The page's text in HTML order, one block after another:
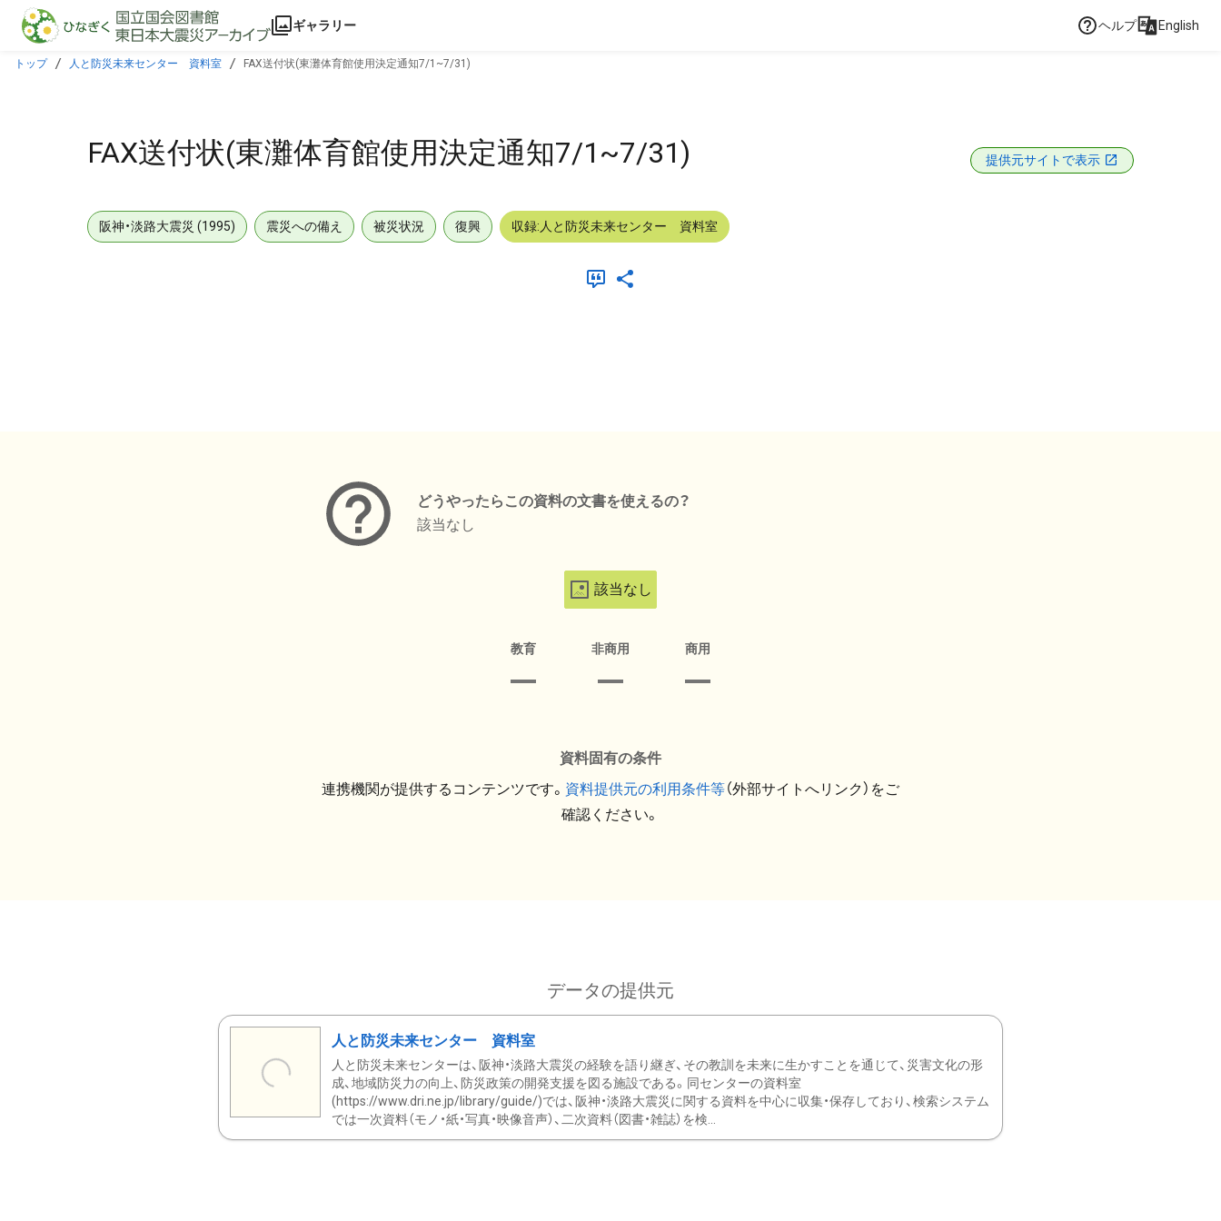
本文に飛ぶ
ギャラリー ヘルプ English
トップ 人と防災未来センター 資料室 FAX送付状(東灘体育館使用決定通知7/1~7/31)
FAX送付状(東灘体育館使用決定通知7/1~7/31) 提供元サイトで表示
阪神・淡路大震災 (1995) 震災への備え 被災状況 復興 収録:人と防災未来センター 資料室
どうやったらこの資料の文書を使えるの？
該当なし
該当なし
教育 非商用 商用
資料固有の条件
連携機関が提供するコンテンツです。 資料提供元の利用条件等（外部サイトへリンク）をご
確認ください。
データの提供元
人と防災未来センター 資料室
人と防災未来センターは、阪神・淡路大震災の経験を語り継ぎ、その教訓を未来に生かすことを通じて、災害文化の形
成、地域防災力の向上、防災政策の開発支援を図る施設である。同センターの資料室
(https://www.dri.ne.jp/library/guide/)では、阪神・淡路大震災に関する資料を中心に収集・保存しており、検索システム
では一次資料（モノ・紙・写真・映像音声）、二次資料（図書・雑誌）を検...